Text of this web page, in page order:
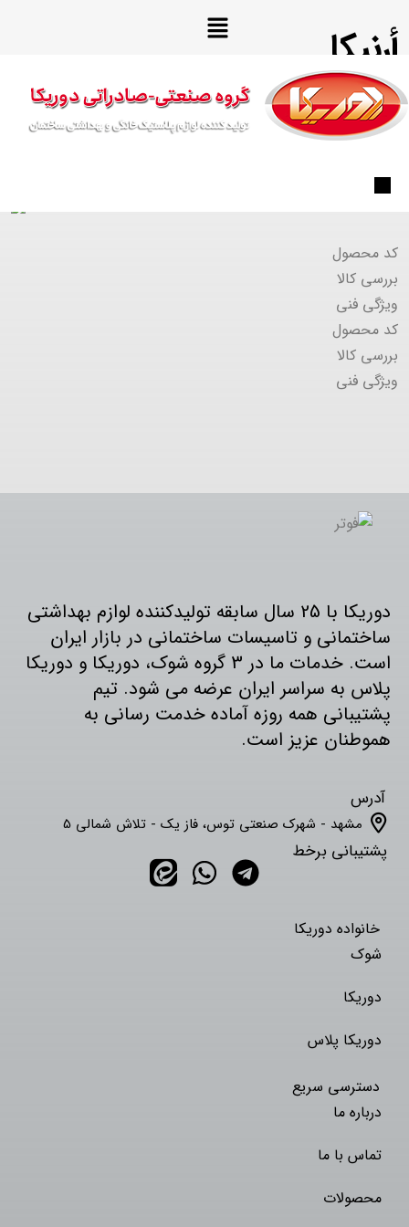
أرنيكا
کد محصول
بررسی کالا
ویژگی فنی
کد محصول
بررسی کالا
ویژگی فنی
دوریکا با 25 سال سابقه تولیدکننده لوازم بهداشتی
ساختمانی و تاسیسات ساختمانی در بازار ایران
است. خدمات ما در 3 گروه شوک، دوریکا و دوریکا
پلاس به سراسر ایران عرضه می شود. تیم
پشتیبانی همه روزه آماده خدمت رسانی به
هموطنان عزیز است.
آدرس
مشهد - شهرک صنعتی توس، فاز یک - تلاش شمالی 5
پشتیبانی برخط
خانواده دوریکا
شوک
دوریکا
دوریکا پلاس
دسترسی سریع
درباره ما
تماس با ما
محصولات